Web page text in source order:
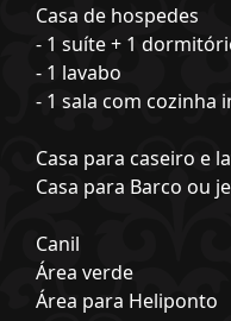
Casa de hospedes
- 1 suíte + 1
- 1 lavabo
- 1 sala com cozinha
Casa para caseiro e
Casa para Barco ou
Canil
Área verde
Área para Heliponto